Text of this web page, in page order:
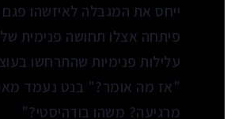
ייחס את המגבלה לאיזשהו
פיתחה אצלו תחושה פנימית של
עלילות פנימיות שהתרחשו
"אז מה אומר?" בנט נעמד
מרגיעה? משהו בודהיסטי?"